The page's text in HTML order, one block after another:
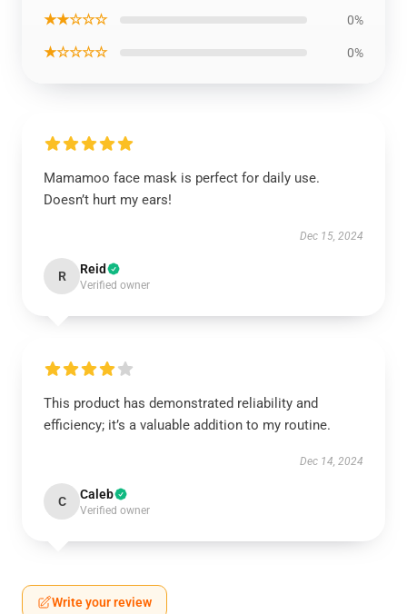
★★☆☆☆ 0%
★☆☆☆☆ 0%
Mamamoo face mask is perfect for daily use.
Doesn’t hurt my ears!
Dec 15, 2024
R Reid
Verified owner
This product has demonstrated reliability and
efficiency; it’s a valuable addition to my routine.
Dec 14, 2024
C Caleb
Verified owner
Write your review